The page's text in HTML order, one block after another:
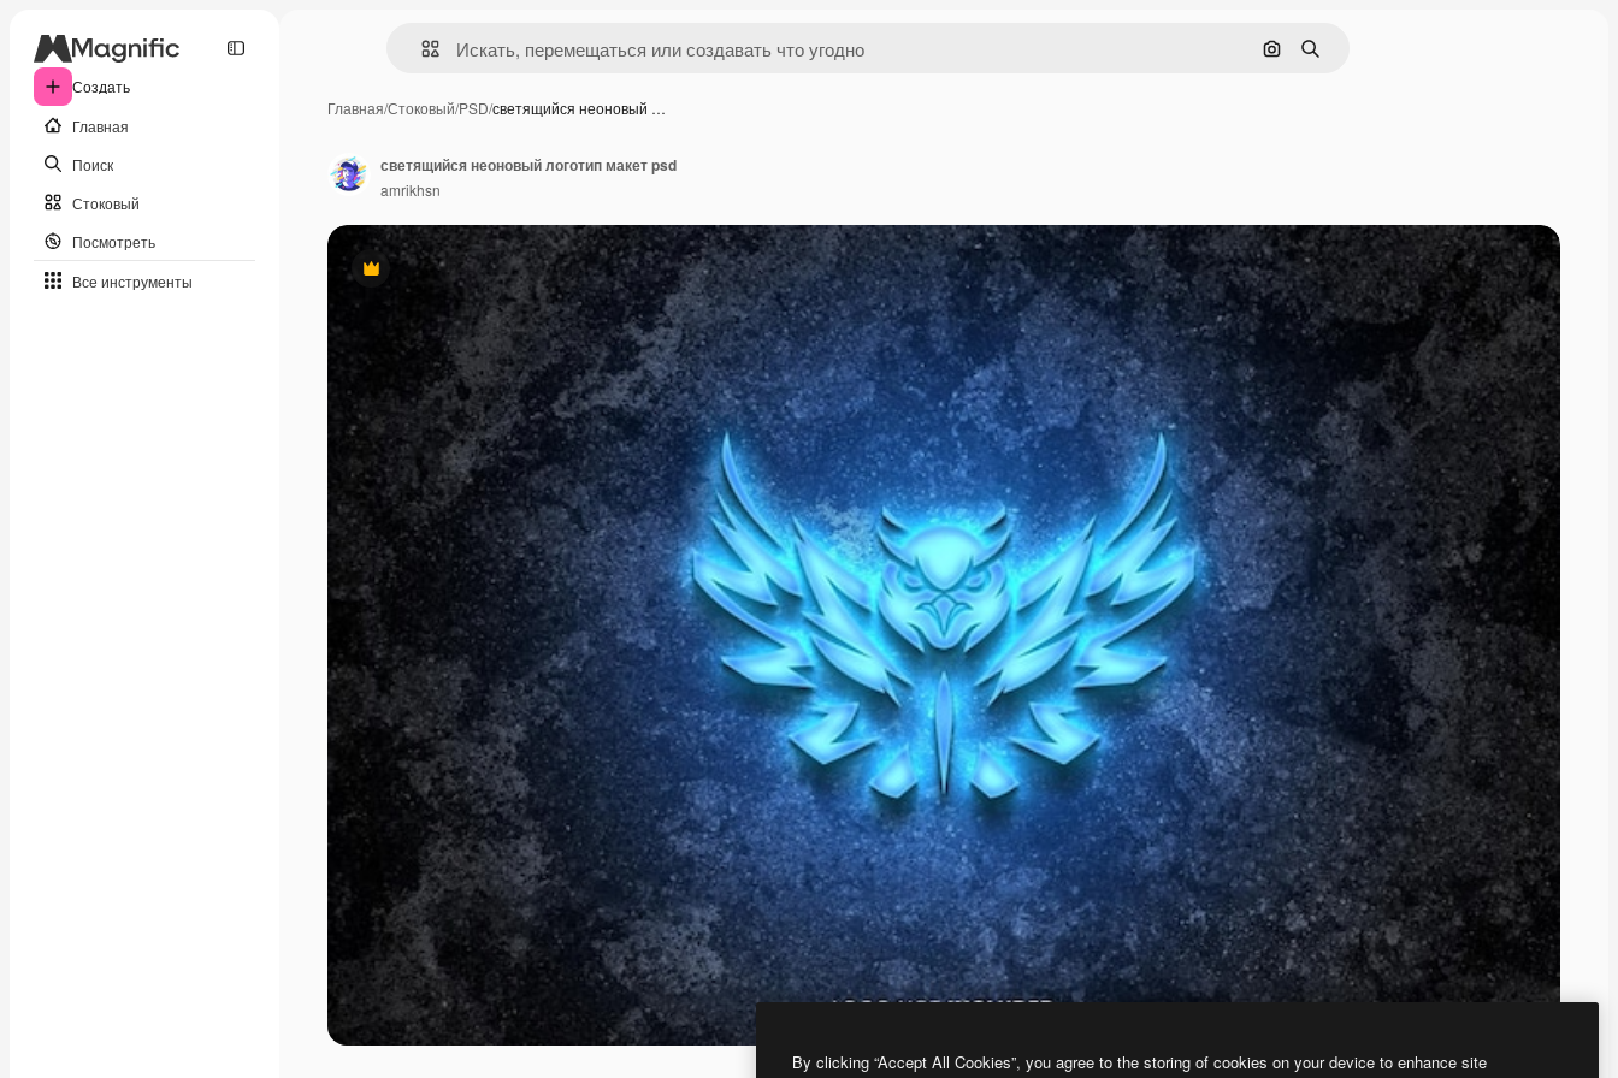
Создать
Главная
Поиск
Стоковый
Посмотреть
Все инструменты
Поиск по изображению
Поиск
Главная/Стоковый/PSD/светящийся неоновый …
Премиум
светящийся неоновый логотип макет psd
amrikhsn
By clicking “Accept All Cookies”, you agree to the storing of cookies on your device to enhance site